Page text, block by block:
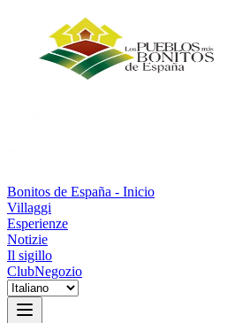
Bonitos de España - Inicio
Villaggi
Esperienze
Notizie
Il sigillo
ClubNegozio